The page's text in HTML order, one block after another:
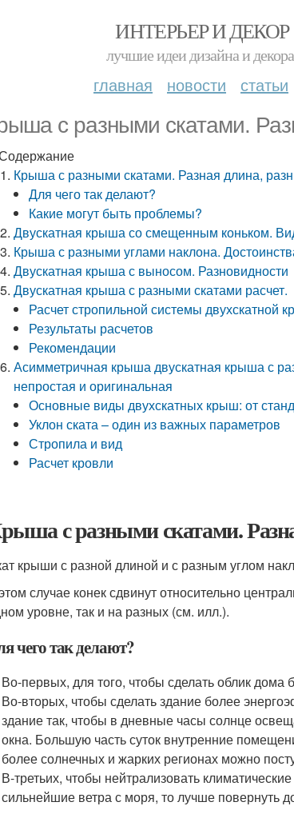
ИНТЕРЬЕР И ДЕКОР
лучшие идеи дизайна и
главная новости статьи
с разными скатами.
Крыша с разными скатами. Разная длина,
Для чего так делают?
Какие могут быть проблемы?
Двускатная крыша со смещенным коньком.
Крыша с разными углами наклона.
Двускатная крыша с выносом. Разновидности
Двускатная крыша с разными скатами расчет.
Расчет стропильной системы двухскатной
Результаты расчетов
Рекомендации
Асимметричная крыша двускатная крыша с
непростая и оригинальная
Основные виды двухскатных крыш: от
Уклон ската – один из важных параметров
Стропила и вид
Расчет кровли
с разными скатами.
крыши с разной длиной и с разным углом
случае конек сдвинут относительно
уровне, так и на разных (см. илл.).
чего так делают?
Во-первых, для того, чтобы сделать облик
Во-вторых, чтобы сделать здание более
здание так, чтобы в дневные часы солнце
окна. Большую часть суток внутренние
более солнечных и жарких регионах можно
В-третьих, чтобы нейтрализовать
сильнейшие ветра с моря, то лучше повернуть